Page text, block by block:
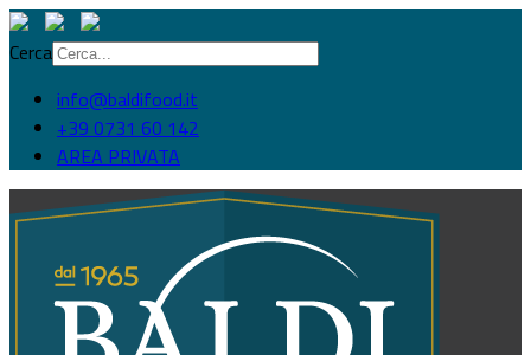
Cerca
info@baldifood.it
+39 0731 60 142
AREA PRIVATA